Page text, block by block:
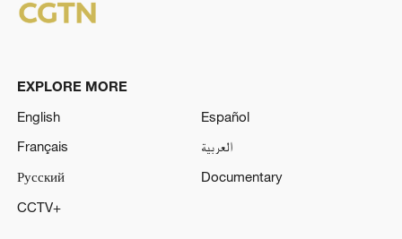
EXPLORE MORE
English
Español
Français
العربية
Русский
Documentary
CCTV+